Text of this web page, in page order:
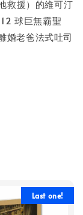
救援）的維可汀
球巨無霸聖
婚老爸法式吐司
Last one!